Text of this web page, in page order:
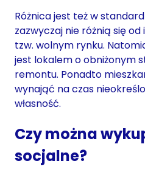
Różnica jest też w
zazwyczaj nie różnią się
tzw. wolnym rynku.
jest lokalem o obniżonym
remontu. Ponadto
wynająć na czas
własność.
Czy można
socjalne?